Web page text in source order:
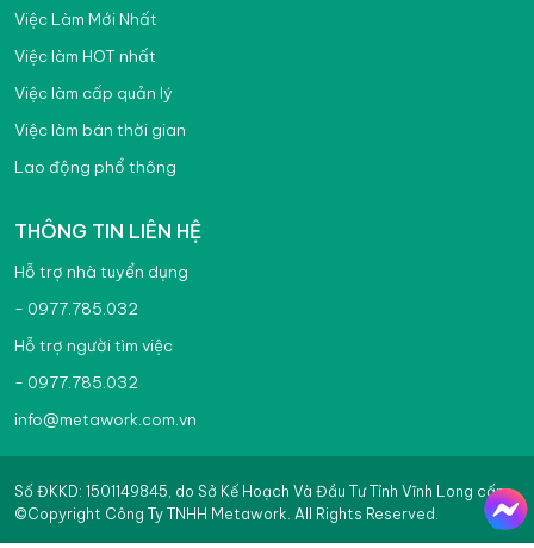
Việc Làm Mới Nhất
Việc làm HOT nhất
Việc làm cấp quản lý
Việc làm bán thời gian
Lao động phổ thông
THÔNG TIN LIÊN HỆ
Hỗ trợ nhà tuyển dụng
- 0977.785.032
Hỗ trợ người tìm việc
- 0977.785.032
info@metawork.com.vn
Số ĐKKD: 1501149845, do Sở Kế Hoạch Và Đầu Tư Tỉnh Vĩnh Long cấp
©Copyright Công Ty TNHH Metawork. All Rights Reserved.